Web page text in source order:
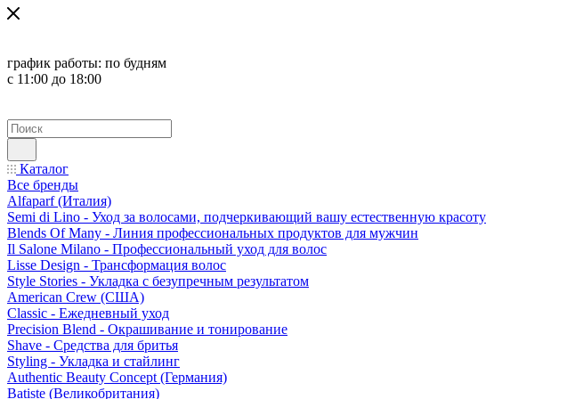
график работы: по будням
с 11:00 до 18:00
Каталог
Все бренды
Alfaparf (Италия)
Semi di Lino - Уход за волосами, подчеркивающий вашу естественную красоту
Blends Of Many - Линия профессиональных продуктов для мужчин
Il Salone Milano - Профессиональный уход для волос
Lisse Design - Трансформация волос
Style Stories - Укладка с безупречным результатом
American Crew (США)
Classic - Ежедневный уход
Precision Blend - Окрашивание и тонирование
Shave - Средства для бритья
Styling - Укладка и стайлинг
Authentic Beauty Concept (Германия)
Batiste (Великобритания)